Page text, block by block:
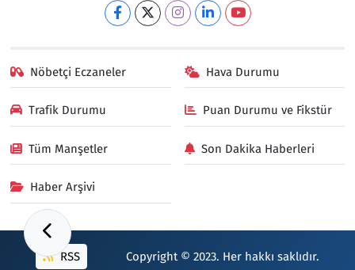
Nöbetçi Eczaneler Hava Durumu
Trafik Durumu Puan Durumu ve Fikstür
Tüm Manşetler Son Dakika Haberleri
Haber Arşivi
RSS Copyright © 2023. Her hakkı saklıdır.